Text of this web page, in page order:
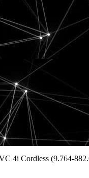
4i Cordless (9.764-